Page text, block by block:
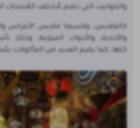
والحوانيت التي تضم مُختلف المُنتجات
كالملابس، ولاسيما ملابس الأعراس
والأحذية، والأدوات المنزلية، وذلك
كلها، كما يضم العديد من المأكولات